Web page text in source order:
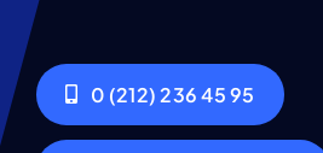
0 (212) 236 45 95